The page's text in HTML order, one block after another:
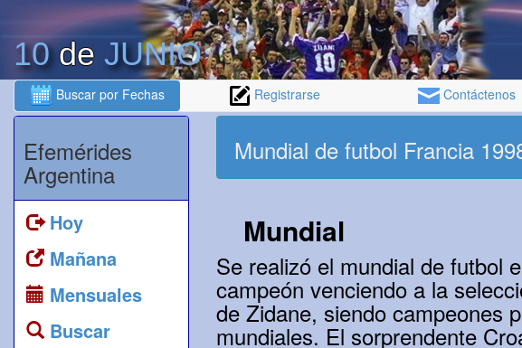
10de JUNIO
Buscar por Fechas Registrarse Contáctenos
Efemérides
Argentina
Hoy
Mañana
Mensuales
Buscar
Mundial de futbol Francia
Mundial
Se realizó el mundial de futbol
campeón venciendo a la
de Zidane, siendo campeones
mundiales. El sorprendente